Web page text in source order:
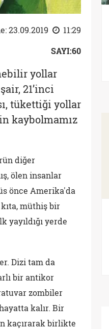
23.09.2019 11:29
SAYI:60
yollar
21’inci
tükettiği yollar
kaybolmamız
diğer
ölen insanlar
önce Amerika'da
kıta, müthiş bir
yayıldığı yerde
Dizi tam da
bir antikor
zombiler
kalır. Bir
kaçırarak birlikte